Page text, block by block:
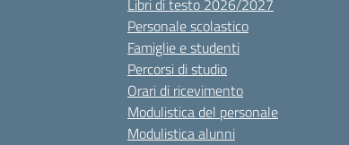
Libri di testo 2026/2027
Personale scolastico
Famiglie e studenti
Percorsi di studio
Orari di ricevimento
Modulistica del personale
Modulistica alunni